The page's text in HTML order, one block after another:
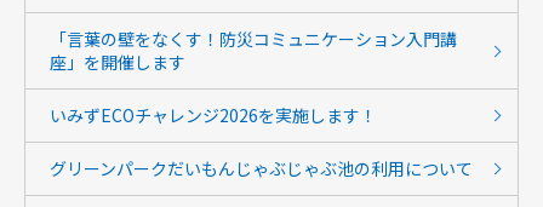
「言葉の壁をなくす！防災コミュニケーション入門講
座」を開催します
いみずECOチャレンジ2026を実施します！
グリーンパークだいもんじゃぶじゃぶ池の利用について